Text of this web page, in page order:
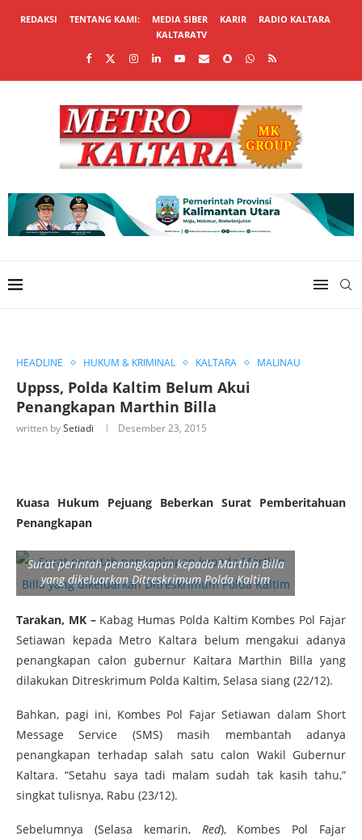
REDAKSI TENTANG KAMI: MEDIA SIBER KARIR
RADIO KALTARA
KALTARATV
HEADLINE HUKUM & KRIMINAL KALTARA MALINAU
Uppss, Polda Kaltim Belum Akui
Penangkapan Marthin Billa
written bySetiadi Desember 23, 2015
Kuasa Hukum Pejuang Beberkan Surat Pemberitahuan
Penangkapan
Surat perintah penangkapan kepada Marthin Billa
yang dikeluarkan Ditreskrimum Polda Kaltim
Tarakan, MK – Kabag Humas Polda Kaltim Kombes Pol Fajar
Setiawan kepada Metro Kaltara belum mengakui adanya
penangkapan calon gubernur Kaltara Marthin Billa yang
dilakukan Ditreskrimum Polda Kaltim, Selasa siang (22/12).
Bahkan, pagi ini, Kombes Pol Fajar Setiawan dalam Short
Message Service (SMS) masih membantah adanya
penangkapan terhadap salah satu calon Wakil Gubernur
Kaltara. “Setahu saya tadi malam sudah tak kasih tahu,”
singkat tulisnya, Rabu (23/12).
Sebelumnya (Selasa kemarin, Red), Kombes Pol Fajar